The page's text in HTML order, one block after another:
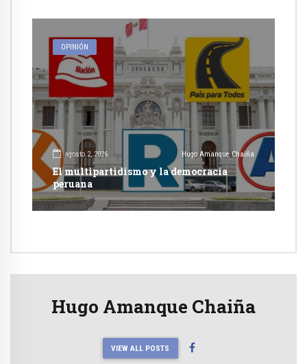
OPINIÓN
agosto 2, 2026 Hugo Amanque Chaiña
El multipartidismo y la democracia
peruana
Hugo Amanque Chaiña
VIEW ALL POSTS